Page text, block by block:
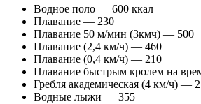
Водное поло — 600 ккал
Плавание — 230
Плавание 50 м/мин (3кмч) — 500
Плавание (2,4 км/ч) — 460
Плавание (0,4 км/ч) — 210
Плавание быстрым кролем на
Гребля академическая (4 км/ч) —
Водные лыжи — 355